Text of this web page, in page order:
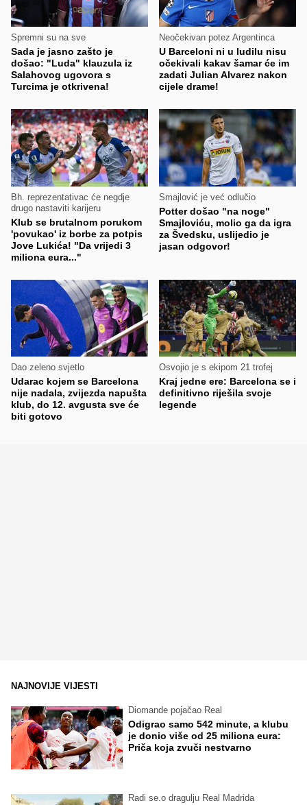
Spremni su na sve
Sada je jasno zašto je
došao: "Luda" klauzula iz
Salahovog ugovora s
Turcima je otkrivena!
Neočekivan potez Argentinca
U Barceloni ni u ludilu nisu
očekivali kakav šamar će im
zadati Julian Alvarez nakon
cijele drame!
Bh. reprezentativac će negdje
drugo nastaviti karijeru
Klub se brutalnom porukom
'povukao' iz borbe za potpis
Jove Lukića! "Da vrijedi 3
miliona eura..."
Smajlović je već odlučio
Potter došao "na noge"
Smajloviću, molio ga da igra
za Švedsku, uslijedio je
jasan odgovor!
Dao zeleno svjetlo
Udarac kojem se Barcelona
nije nadala, zvijezda napušta
klub, do 12. avgusta sve će
biti gotovo
Osvojio je s ekipom 21 trofej
Kraj jedne ere: Barcelona se i
definitivno riješila svoje
legende
NAJNOVIJE VIJESTI
Diomande pojačao Real
Odigrao samo 542 minute, a klubu
je donio više od 25 miliona eura:
Priča koja zvuči nestvarno
Radi se.o dragulju Real Madrida